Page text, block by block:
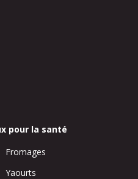
pour la santé
Fromages
Yaourts